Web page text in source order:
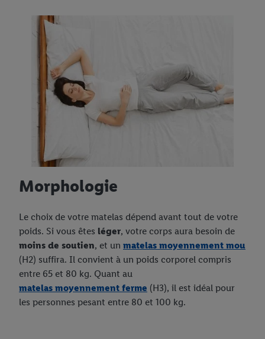
Morphologie
Le choix de votre matelas dépend avant tout de votre
poids. Si vous êtes léger, votre corps aura besoin de
moins de soutien, et un matelas moyennement mou
(H2) suffira. Il convient à un poids corporel compris
entre 65 et 80 kg. Quant au
matelas moyennement ferme (H3), il est idéal pour
les personnes pesant entre 80 et 100 kg.